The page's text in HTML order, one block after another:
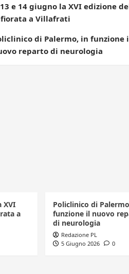
e 14 giugno la XVI edizione
a Villafrati
di Palermo, in funzione
reparto di neurologia
XVI
a
Policlinico di
funzione il nuovo
di neurologia
Redazione PL
5 Giugno 2026
0